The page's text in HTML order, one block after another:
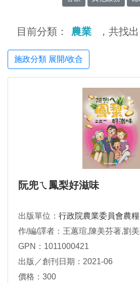
目前分類： 農業 ，共找出
施政分類 展開/收合
阮兜ㄟ鳳梨好滋味
出版單位： 行政院農業委員會農
作/編/譯者：王蕙瑄,陳美芬著,劉
GPN：1011000421
出版／創刊日期：2021-06
價格：300